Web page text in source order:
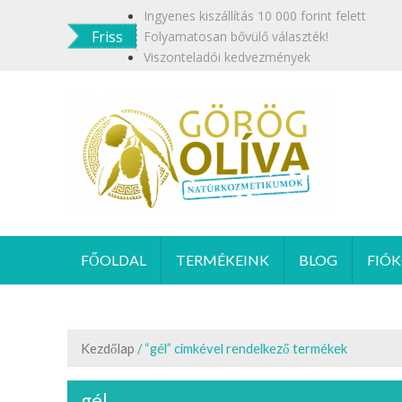
Friss
Ingyenes kiszállítás 10 000 forint felett
Folyamatosan bővülő választék!
Viszonteladói kedvezmények
FŐOLDAL TERMÉKEINK BLOG
Kezdőlap / “gél” címkével rendelkező termékek